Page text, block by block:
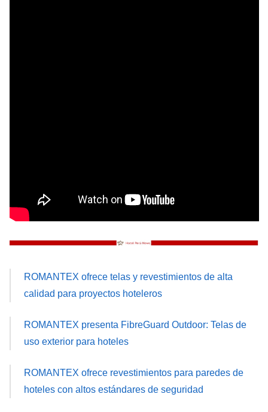
ROMANTEX ofrece telas y revestimientos de alta
calidad para proyectos hoteleros
ROMANTEX presenta FibreGuard Outdoor: Telas de
uso exterior para hoteles
ROMANTEX ofrece revestimientos para paredes de
hoteles con altos estándares de seguridad